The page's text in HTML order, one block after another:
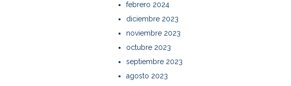
febrero 2024
diciembre 2023
noviembre 2023
octubre 2023
septiembre 2023
agosto 2023